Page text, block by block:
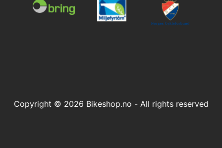
Copyright © 2026 Bikeshop.no - All rights reserved